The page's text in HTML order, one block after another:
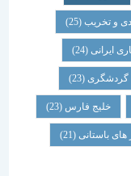
(25)
(24)
(23)
فارس(23)
(21)